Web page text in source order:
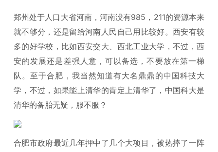
郑州处于人口大省河南，河南没有985，211的资源本来
就不够分，还是留给河南人民自己用比较好。西安有较
多的好学校，比如西安交大、西北工业大学，不过，西
安的发展还是差强人意，可以备选，不要放在第一梯
队。至于合肥，我当然知道有大名鼎鼎的中国科技大
学，不过，如果能上清华的肯定上清华了，中国科大是
清华的备胎无疑，服不服？
合肥市政府最近几年押中了几个大项目，被热捧了一阵